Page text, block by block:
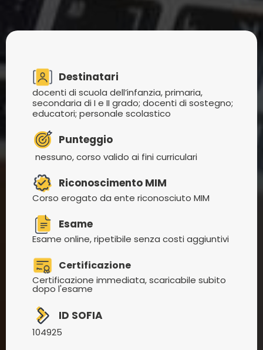
Destinatari
docenti di scuola dell’infanzia, primaria,
secondaria di I e II grado; docenti di sostegno;
educatori; personale scolastico
Punteggio
nessuno, corso valido ai fini curriculari
Riconoscimento MIM
Corso erogato da ente riconosciuto MIM
Esame
Esame online, ripetibile senza costi aggiuntivi
Certificazione
Certificazione immediata, scaricabile subito
dopo l'esame
ID SOFIA
104925